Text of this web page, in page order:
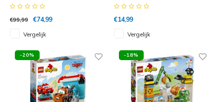
€99,99
€74,99
Vergelijk
€14,99
Vergelijk
-20% -18%